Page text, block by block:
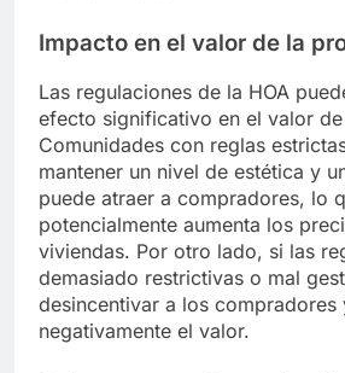
Impacto en el valor de la
Las regulaciones de la HOA
efecto significativo en el valor
Comunidades con reglas
mantener un nivel de estética y
puede atraer a compradores, lo
potencialmente aumenta los
viviendas. Por otro lado, si las
demasiado restrictivas o mal
desincentivar a los compradores
negativamente el valor.